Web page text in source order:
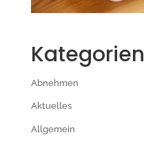
Kategorien
Abnehmen
Aktuelles
Allgemein